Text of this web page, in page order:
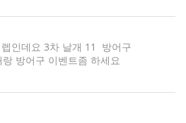
인데요 3차 날개 11 방어구
방어구 이벤트좀 하세요